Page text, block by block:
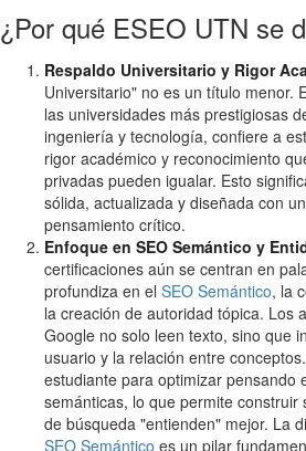
¿Por qué ESEO UTN se
Respaldo Universitario y Rigor
Universitario" no es un título menor.
las universidades más prestigiosas
ingeniería y tecnología, confiere a
rigor académico y reconocimiento
privadas pueden igualar. Esto
sólida, actualizada y diseñada con
pensamiento crítico.
Enfoque en SEO Semántico y
certificaciones aún se centran en
profundiza en el SEO Semántico, la
la creación de autoridad tópica. Los
Google no solo leen texto, sino que
usuario y la relación entre
estudiante para optimizar pensando
semánticas, lo que permite construir
de búsqueda "entienden" mejor. La
SEO Semántico es un pilar